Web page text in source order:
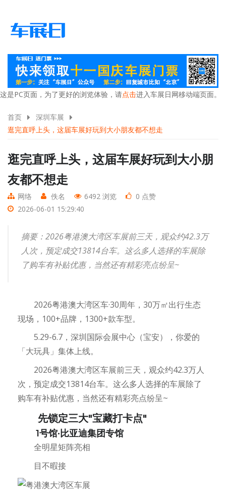
这是PC页面，为了更好的浏览体验，请点击进入车展日网移动端页面。
首页
深圳车展
逛完直呼上头，这届车展好玩到大小朋友都不想走
逛完直呼上头，这届车展好玩到大小朋
友都不想走
网络 佚名 6492 浏览
0 点赞
2026-06-01 15:29:40
摘要：2026粤港澳大湾区车展前三天，观众约42.3万
人次，预定成交13814台车。这么多人选择的车展除
了购车有补贴优惠，当然还有精彩亮点纷呈~
2026粤港澳大湾区车·30周年，30万㎡出行生态
现场，100+品牌，1300+款车型。
5.29-6.7，深圳国际会展中心（宝安），你爱的
「大玩具」集体上线。
2026粤港澳大湾区车展前三天，观众约42.3万人
次，预定成交13814台车。这么多人选择的车展除了
购车有补贴优惠，当然还有精彩亮点纷呈~
先锁定三大"宝藏打卡点"
1号馆·比亚迪集团专馆
全明星矩阵亮相
目不暇接